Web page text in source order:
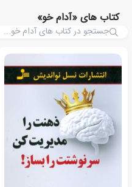
کتاب های «آدام خو»